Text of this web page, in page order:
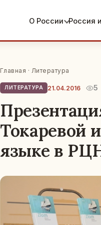
О России Россия
Главная · Литература
ЛИТЕРАТУРА 21.04.2016 5
Токаревой
языке в